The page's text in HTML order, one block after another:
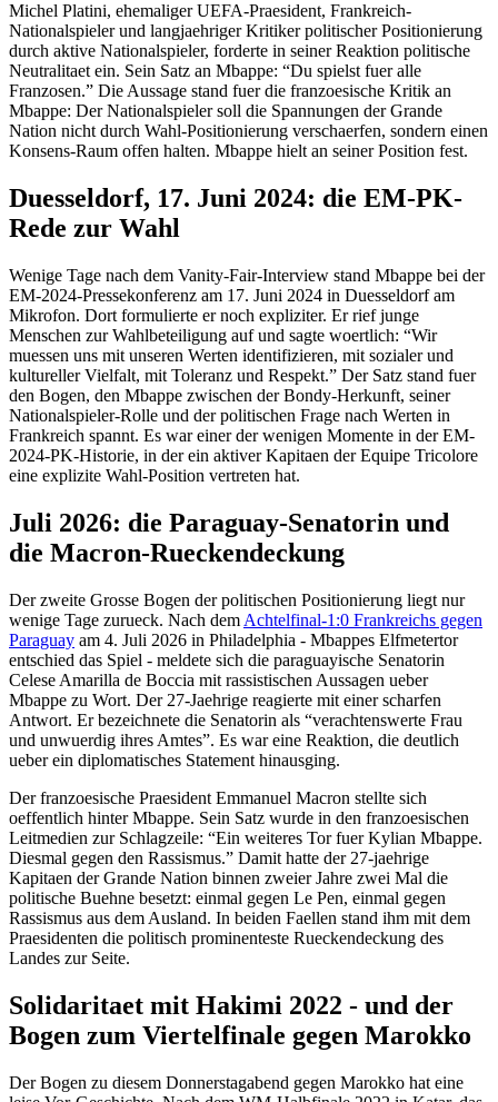
Michel Platini, ehemaliger UEFA-Praesident, Frankreich-
Nationalspieler und langjaehriger Kritiker politischer Positionierung
durch aktive Nationalspieler, forderte in seiner Reaktion politische
Neutralitaet ein. Sein Satz an Mbappe: “Du spielst fuer alle
Franzosen.” Die Aussage stand fuer die franzoesische Kritik an
Mbappe: Der Nationalspieler soll die Spannungen der Grande
Nation nicht durch Wahl-Positionierung verschaerfen, sondern einen
Konsens-Raum offen halten. Mbappe hielt an seiner Position fest.
Duesseldorf, 17. Juni 2024: die EM-PK-
Rede zur Wahl
Wenige Tage nach dem Vanity-Fair-Interview stand Mbappe bei der
EM-2024-Pressekonferenz am 17. Juni 2024 in Duesseldorf am
Mikrofon. Dort formulierte er noch expliziter. Er rief junge
Menschen zur Wahlbeteiligung auf und sagte woertlich: “Wir
muessen uns mit unseren Werten identifizieren, mit sozialer und
kultureller Vielfalt, mit Toleranz und Respekt.” Der Satz stand fuer
den Bogen, den Mbappe zwischen der Bondy-Herkunft, seiner
Nationalspieler-Rolle und der politischen Frage nach Werten in
Frankreich spannt. Es war einer der wenigen Momente in der EM-
2024-PK-Historie, in der ein aktiver Kapitaen der Equipe Tricolore
eine explizite Wahl-Position vertreten hat.
Juli 2026: die Paraguay-Senatorin und
die Macron-Rueckendeckung
Der zweite Grosse Bogen der politischen Positionierung liegt nur
wenige Tage zurueck. Nach dem Achtelfinal-1:0 Frankreichs gegen
Paraguay am 4. Juli 2026 in Philadelphia - Mbappes Elfmetertor
entschied das Spiel - meldete sich die paraguayische Senatorin
Celese Amarilla de Boccia mit rassistischen Aussagen ueber
Mbappe zu Wort. Der 27-Jaehrige reagierte mit einer scharfen
Antwort. Er bezeichnete die Senatorin als “verachtenswerte Frau
und unwuerdig ihres Amtes”. Es war eine Reaktion, die deutlich
ueber ein diplomatisches Statement hinausging.
Der franzoesische Praesident Emmanuel Macron stellte sich
oeffentlich hinter Mbappe. Sein Satz wurde in den franzoesischen
Leitmedien zur Schlagzeile: “Ein weiteres Tor fuer Kylian Mbappe.
Diesmal gegen den Rassismus.” Damit hatte der 27-jaehrige
Kapitaen der Grande Nation binnen zweier Jahre zwei Mal die
politische Buehne besetzt: einmal gegen Le Pen, einmal gegen
Rassismus aus dem Ausland. In beiden Faellen stand ihm mit dem
Praesidenten die politisch prominenteste Rueckendeckung des
Landes zur Seite.
Solidaritaet mit Hakimi 2022 - und der
Bogen zum Viertelfinale gegen Marokko
Der Bogen zu diesem Donnerstagabend gegen Marokko hat eine